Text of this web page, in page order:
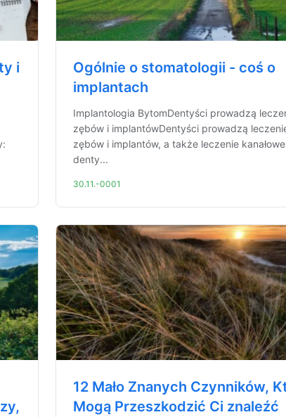
i
Ogólnie o stomatologii - coś o
implantach
Implantologia BytomDentyści prowadzą
zębów i implantówDentyści prowadzą
zębów i implantów, a także leczenie
denty...
30.11.-0001
12 Mało Znanych Czynników,
Mogą Przeszkodzić Ci znaleźć